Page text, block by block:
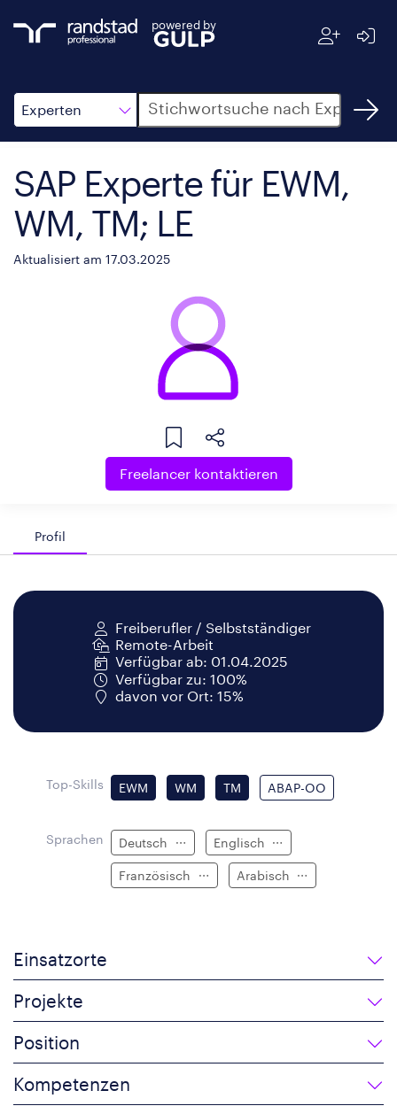
powered by
Experten
Suche
SAP Experte für EWM,
WM, TM; LE
Aktualisiert am 17.03.2025
Freelancer kontaktieren
Profil
Freiberufler / Selbstständiger
Remote-Arbeit
Verfügbar ab: 01.04.2025
Verfügbar zu: 100%
davon vor Ort: 15%
Top-Skills EWM WM TM ABAP-OO
Sprachen Deutsch Englisch
Französisch Arabisch
Einsatzorte
Projekte
Position
Kompetenzen